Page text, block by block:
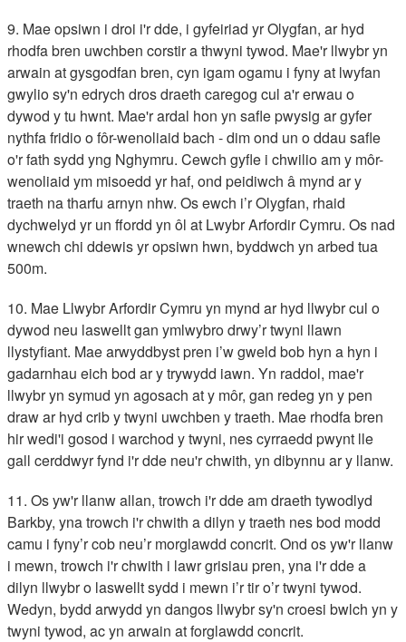
9. Mae opsiwn i droi i'r dde, i gyfeiriad yr Olygfan, ar hyd
rhodfa bren uwchben corstir a thwyni tywod. Mae'r llwybr yn
arwain at gysgodfan bren, cyn igam ogamu i fyny at lwyfan
gwylio sy'n edrych dros draeth caregog cul a'r erwau o
dywod y tu hwnt. Mae'r ardal hon yn safle pwysig ar gyfer
nythfa fridio o fôr-wenoliaid bach - dim ond un o ddau safle
o'r fath sydd yng Nghymru. Cewch gyfle i chwilio am y môr-
wenoliaid ym misoedd yr haf, ond peidiwch â mynd ar y
traeth na tharfu arnyn nhw. Os ewch i’r Olygfan, rhaid
dychwelyd yr un ffordd yn ôl at Lwybr Arfordir Cymru. Os nad
wnewch chi ddewis yr opsiwn hwn, byddwch yn arbed tua
500m.
10. Mae Llwybr Arfordir Cymru yn mynd ar hyd llwybr cul o
dywod neu laswellt gan ymlwybro drwy’r twyni llawn
llystyfiant. Mae arwyddbyst pren i’w gweld bob hyn a hyn i
gadarnhau eich bod ar y trywydd iawn. Yn raddol, mae'r
llwybr yn symud yn agosach at y môr, gan redeg yn y pen
draw ar hyd crib y twyni uwchben y traeth. Mae rhodfa bren
hir wedi'i gosod i warchod y twyni, nes cyrraedd pwynt lle
gall cerddwyr fynd i'r dde neu'r chwith, yn dibynnu ar y llanw.
11. Os yw'r llanw allan, trowch i'r dde am draeth tywodlyd
Barkby, yna trowch i'r chwith a dilyn y traeth nes bod modd
camu i fyny’r cob neu’r morglawdd concrit. Ond os yw'r llanw
i mewn, trowch i'r chwith i lawr grisiau pren, yna i'r dde a
dilyn llwybr o laswellt sydd i mewn i’r tir o’r twyni tywod.
Wedyn, bydd arwydd yn dangos llwybr sy'n croesi bwlch yn y
twyni tywod, ac yn arwain at forglawdd concrit.